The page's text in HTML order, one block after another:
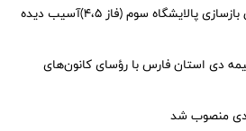
انعقاد تفاهم نامه اجرائی بازسازی پالایشگاه سوم (فاز ٤،٥)آسیب دیده
دی استان فارس با رؤسای کانون‌های
دی منصوب شد